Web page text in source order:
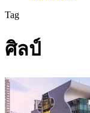
Tag
ศิลป์